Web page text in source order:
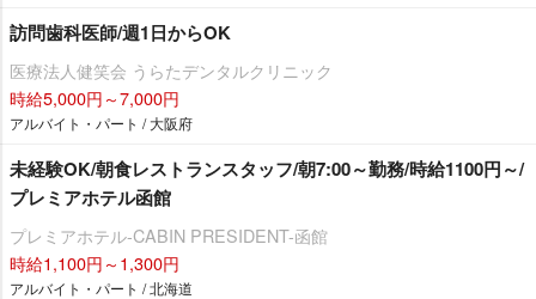
訪問歯科医師/週1日からOK
医療法人健笑会 うらたデンタルクリニック
時給5,000円～7,000円
アルバイト・パート / 大阪府
未経験OK/朝食レストランスタッフ/朝7:00～勤務/時給1100円～/
プレミアホテル函館
プレミアホテル-CABIN PRESIDENT-函館
時給1,100円～1,300円
アルバイト・パート / 北海道